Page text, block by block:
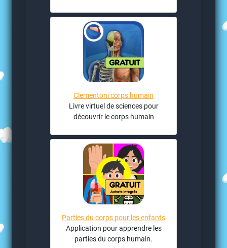
Clementoni corps humain
Livre virtuel de sciences pour
découvrir le corps humain
Parties du corps pour les enfants
Application pour apprendre les
parties du corps humain.